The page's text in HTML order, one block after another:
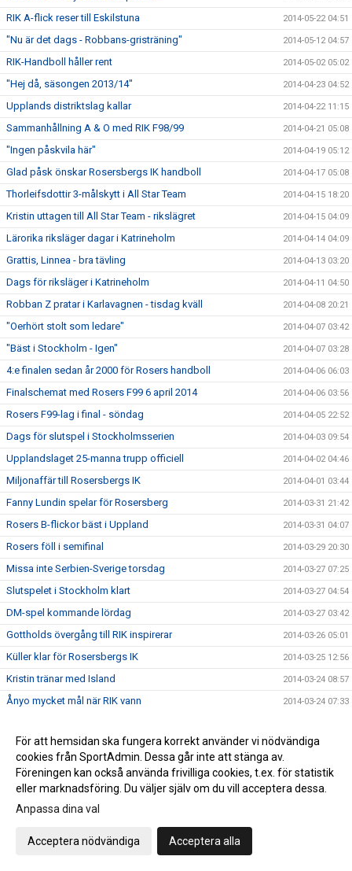
RIK A-flick reser till Eskilstuna 2014-05-22 04:51
"Nu är det dags - Robbans-gristräning" 2014-05-12 04:57
RIK-Handboll håller rent 2014-05-02 05:02
"Hej då, säsongen 2013/14" 2014-04-23 04:52
Upplands distriktslag kallar 2014-04-22 11:15
Sammanhållning A & O med RIK F98/99 2014-04-21 05:08
"Ingen påskvila här" 2014-04-19 05:12
Glad påsk önskar Rosersbergs IK handboll 2014-04-17 05:08
Thorleifsdottir 3-målskytt i All Star Team 2014-04-15 18:20
Kristin uttagen till All Star Team - rikslägret 2014-04-15 04:09
Lärorika riksläger dagar i Katrineholm 2014-04-14 04:09
Grattis, Linnea - bra tävling 2014-04-13 03:20
Dags för riksläger i Katrineholm 2014-04-11 04:50
Robban Z pratar i Karlavagnen - tisdag kväll 2014-04-08 20:21
"Oerhört stolt som ledare" 2014-04-07 03:42
"Bäst i Stockholm - Igen" 2014-04-07 03:28
4:e finalen sedan år 2000 för Rosers handboll 2014-04-06 06:03
Finalschemat med Rosers F99 6 april 2014 2014-04-06 03:56
Rosers F99-lag i final - söndag 2014-04-05 22:52
Dags för slutspel i Stockholmsserien 2014-04-03 09:54
Upplandslaget 25-manna trupp officiell 2014-04-02 04:46
Miljonaffär till Rosersbergs IK 2014-04-01 03:44
Fanny Lundin spelar för Rosersberg 2014-03-31 21:42
Rosers B-flickor bäst i Uppland 2014-03-31 04:07
Rosers föll i semifinal 2014-03-29 20:30
Missa inte Serbien-Sverige torsdag 2014-03-27 07:25
Slutspelet i Stockholm klart 2014-03-27 04:54
DM-spel kommande lördag 2014-03-27 03:42
Gottholds övergång till RIK inspirerar 2014-03-26 05:01
Küller klar för Rosersbergs IK 2014-03-25 12:56
Kristin tränar med Island 2014-03-24 08:57
Ånyo mycket mål när RIK vann 2014-03-24 07:33
"Sista grundseriematcherna söndag" 2014-03-23 04:54
Fullträff mot Skånela IF för Rosers-tjejer 2014-03-23 04:44
Rosersberg tar en hedrande tredje plats 2014-03-23 04:31
Spelschemat för DM klart
Rosersberg F 98/99 slog Spårvägen på hemmaplan
För att hemsidan ska fungera korrekt använder vi nödvändiga
cookies från SportAdmin. Dessa går inte att stänga av.
Föreningen kan också använda frivilliga cookies, t.ex. för statistik
eller marknadsföring. Du väljer själv om du vill acceptera dessa.
Anpassa dina val
Acceptera nödvändiga Acceptera alla